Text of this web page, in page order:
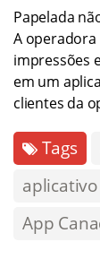
Papelada
A operadora
impressões
em um
clientes da
Tags
App